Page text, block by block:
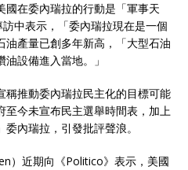
國在委內瑞拉的行動是「軍事天
中表示，「委內瑞拉現在是一個
產量已創多年新高，「大型石油
設備進入當地。」
稱推動委內瑞拉民主化的目標可能
至今未宣布民主選舉時間表，加上
內瑞拉，引發批評聲浪。
）近期向《Politico》表示，美國